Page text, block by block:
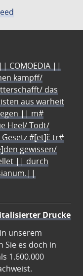
COMOEDIA ||
kampff/
das
aus warheit
|| m#
Heel/ Todt/
#[et]c̃ tr#
gewissen/
|| durch
Drucke
unserem
Sie es doch in
1.600.000